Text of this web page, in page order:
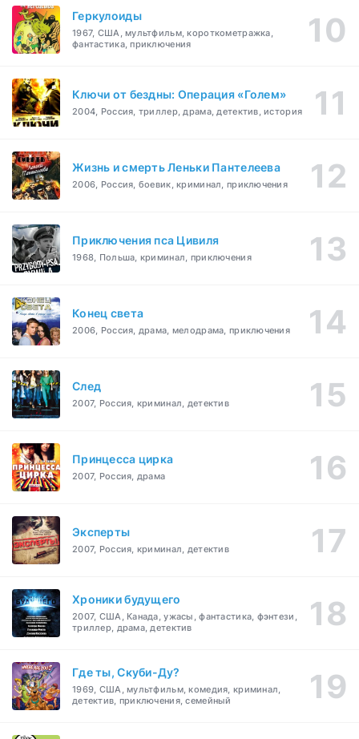
Геркулоиды
1967, США, мультфильм, короткометражка,
фантастика, приключения
Ключи от бездны: Операция «Голем»
2004, Россия, триллер, драма, детектив, история
Жизнь и смерть Леньки Пантелеева
2006, Россия, боевик, криминал, приключения
Приключения пса Цивиля
1968, Польша, криминал, приключения
Конец света
2006, Россия, драма, мелодрама, приключения
След
2007, Россия, криминал, детектив
Принцесса цирка
2007, Россия, драма
Эксперты
2007, Россия, криминал, детектив
Хроники будущего
2007, США, Канада, ужасы, фантастика, фэнтези,
триллер, драма, детектив
Где ты, Скуби-Ду?
1969, США, мультфильм, комедия, криминал,
детектив, приключения, семейный